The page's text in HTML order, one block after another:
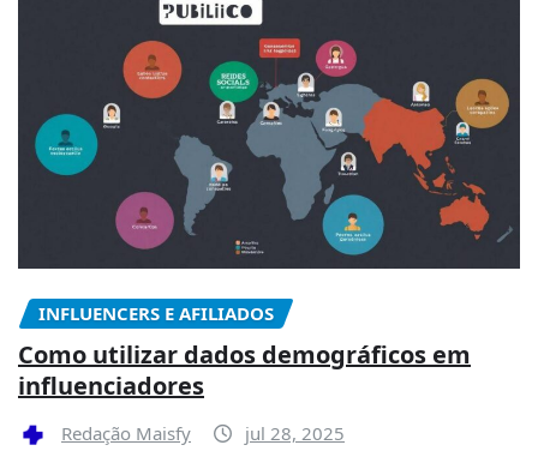
INFLUENCERS E AFILIADOS
Como utilizar dados demográficos em
influenciadores
Redação Maisfy jul 28, 2025